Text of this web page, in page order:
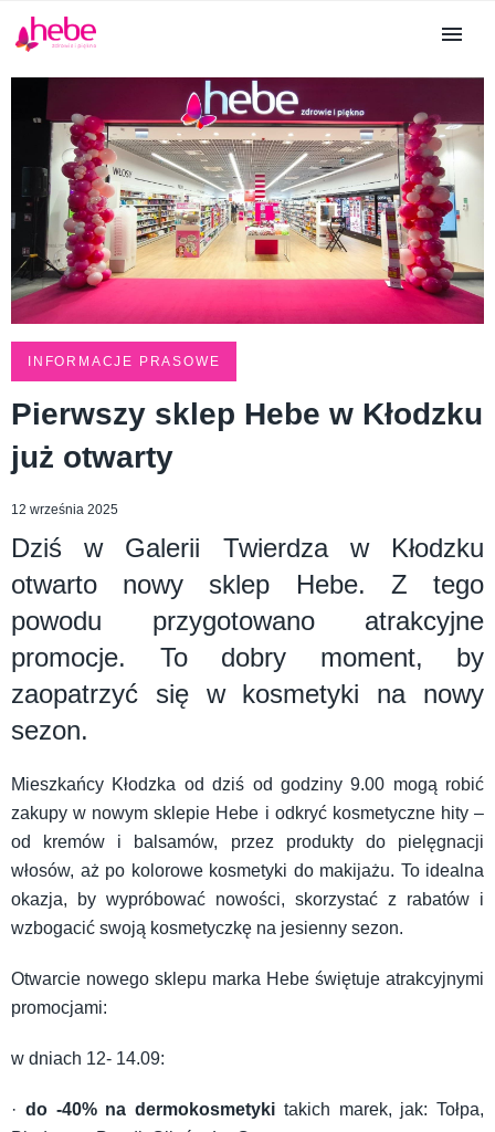
INFORMACJE PRASOWE
Pierwszy sklep Hebe w Kłodzku
już otwarty
12 września 2025
Dziś w Galerii Twierdza w Kłodzku
otwarto nowy sklep Hebe. Z tego
powodu przygotowano atrakcyjne
promocje. To dobry moment, by
zaopatrzyć się w kosmetyki na nowy
sezon.
Mieszkańcy Kłodzka od dziś od godziny 9.00 mogą robić
zakupy w nowym sklepie Hebe i odkryć kosmetyczne hity –
od kremów i balsamów, przez produkty do pielęgnacji
włosów, aż po kolorowe kosmetyki do makijażu. To idealna
okazja, by wypróbować nowości, skorzystać z rabatów i
wzbogacić swoją kosmetyczkę na jesienny sezon.
Otwarcie nowego sklepu marka Hebe świętuje atrakcyjnymi
promocjami:
w dniach 12- 14.09:
· do -40% na dermokosmetyki takich marek, jak: Tołpa,